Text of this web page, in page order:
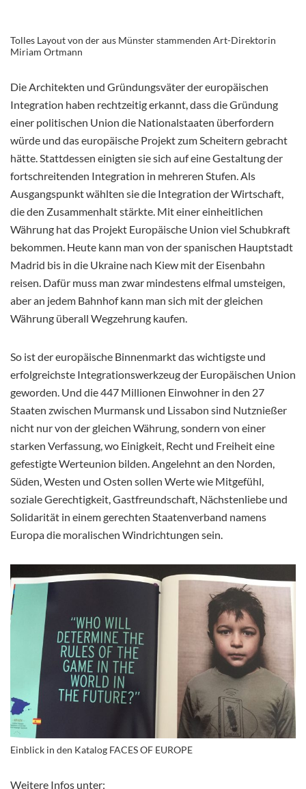
Tolles Layout von der aus Münster stammenden Art-Direktorin
Miriam Ortmann
Die Architekten und Gründungsväter der europäischen
Integration haben rechtzeitig erkannt, dass die Gründung
einer politischen Union die Nationalstaaten überfordern
würde und das europäische Projekt zum Scheitern gebracht
hätte. Stattdessen einigten sie sich auf eine Gestaltung der
fortschreitenden Integration in mehreren Stufen. Als
Ausgangspunkt wählten sie die Integration der Wirtschaft,
die den Zusammenhalt stärkte. Mit einer einheitlichen
Währung hat das Projekt Europäische Union viel Schubkraft
bekommen. Heute kann man von der spanischen Hauptstadt
Madrid bis in die Ukraine nach Kiew mit der Eisenbahn
reisen. Dafür muss man zwar mindestens elfmal umsteigen,
aber an jedem Bahnhof kann man sich mit der gleichen
Währung überall Wegzehrung kaufen.
So ist der europäische Binnenmarkt das wichtigste und
erfolgreichste Integrationswerkzeug der Europäischen Union
geworden. Und die 447 Millionen Einwohner in den 27
Staaten zwischen Murmansk und Lissabon sind Nutznießer
nicht nur von der gleichen Währung, sondern von einer
starken Verfassung, wo Einigkeit, Recht und Freiheit eine
gefestigte Werteunion bilden. Angelehnt an den Norden,
Süden, Westen und Osten sollen Werte wie Mitgefühl,
soziale Gerechtigkeit, Gastfreundschaft, Nächstenliebe und
Solidarität in einem gerechten Staatenverband namens
Europa die moralischen Windrichtungen sein.
Einblick in den Katalog FACES OF EUROPE
Weitere Infos unter: